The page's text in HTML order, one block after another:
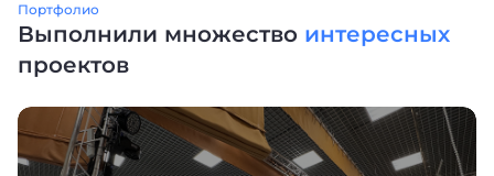
Портфолио
Выполнили множество интересных
проектов